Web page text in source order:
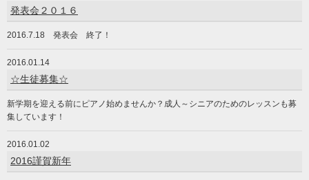
発表会２０１６
2016.7.18 発表会 終了！
2016.01.14
☆生徒募集☆
新学期を迎える前にピアノ始めませんか？成人～シニアのためのレッスンも募
集しています！
2016.01.02
2016謹賀新年